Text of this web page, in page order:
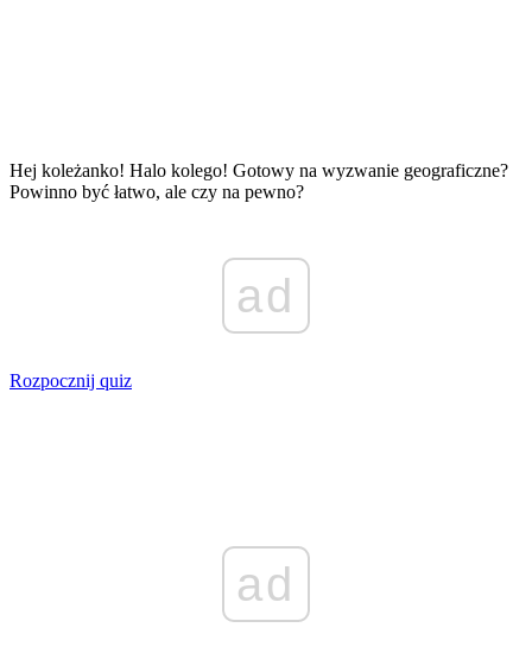
Hej koleżanko! Halo kolego! Gotowy na wyzwanie geograficzne?
Powinno być łatwo, ale czy na pewno?
ad
Rozpocznij quiz
ad